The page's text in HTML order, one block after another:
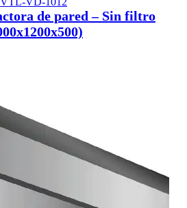
de pared – Sin filtro